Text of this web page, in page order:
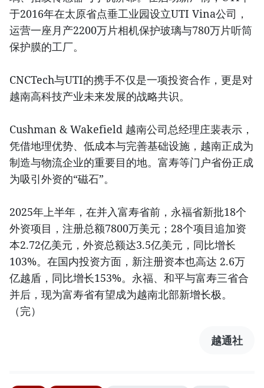
于2016年在太原省点垂工业园设立UTI Vina公司，
运营一座月产2200万片相机保护玻璃与780万片听筒
保护膜的工厂。
CNCTech与UTI的携手不仅是一项投资合作，更是对
越南高科技产业未来发展的战略共识。
Cushman & Wakefield 越南公司总经理庄裴表示，
凭借地理优势、低成本与完善基础设施，越南正成为
制造与物流企业的重要目的地。富寿等门户省份正成
为吸引外资的“磁石”。
2025年上半年，在并入富寿省前，永福省新批18个
外资项目，注册总额7800万美元；28个项目追加资
本2.72亿美元，外资总额达3.5亿美元，同比增长
103%。在国内投资方面，新注册资本也高达 2.6万
亿越盾，同比增长153%。永福、和平与富寿三省合
并后，现为富寿省有望成为越南北部新增长极。
（完）
越通社